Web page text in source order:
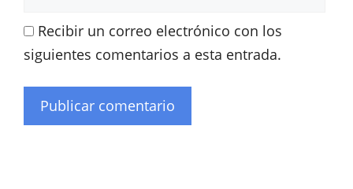
Recibir un correo electrónico con los
siguientes comentarios a esta entrada.